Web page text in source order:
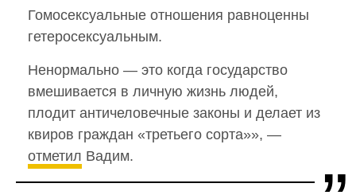
Гомосексуальные отношения равноценны
гетеросексуальным.
Ненормально — это когда государство
вмешивается в личную жизнь людей,
плодит античеловечные законы и делает из
квиров граждан «третьего сорта»», —
отметил Вадим.